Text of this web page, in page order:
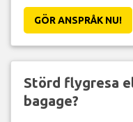
GÖR ANSPRÅK NU!
Störd flygresa
bagage?